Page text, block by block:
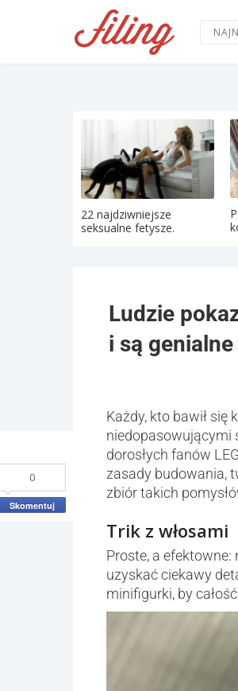
22 najdziwniejsze
seksualne fetysze.
Ludzie
i są genialne
0
Skomentuj
Każdy, kto bawił się
niedopasowującymi
dorosłych fanów
zasady budowania,
zbiór takich
Trik z włosami
Proste, a
uzyskać ciekawy
minifigurki, by